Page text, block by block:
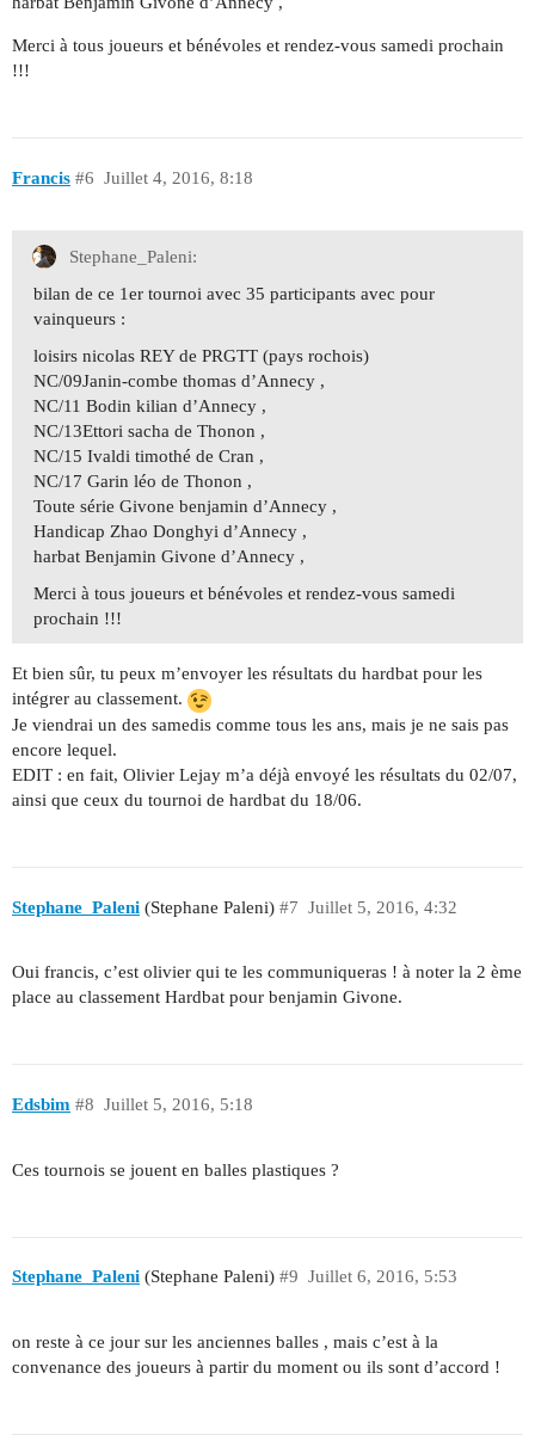
Merci à tous joueurs et bénévoles et rendez-vous samedi prochain
!!!
Francis Juillet 4, 2016, 8:18
#6
Stephane_Paleni:
bilan de ce 1er tournoi avec 35 participants avec pour
vainqueurs :
loisirs nicolas REY de PRGTT (pays rochois)
NC/09Janin-combe thomas d’Annecy ,
NC/11 Bodin kilian d’Annecy ,
NC/13Ettori sacha de Thonon ,
NC/15 Ivaldi timothé de Cran ,
NC/17 Garin léo de Thonon ,
Toute série Givone benjamin d’Annecy ,
Handicap Zhao Donghyi d’Annecy ,
harbat Benjamin Givone d’Annecy ,
Merci à tous joueurs et bénévoles et rendez-vous samedi
prochain !!!
Et bien sûr, tu peux m’envoyer les résultats du hardbat pour les
intégrer au classement.
Je viendrai un des samedis comme tous les ans, mais je ne sais pas
encore lequel.
EDIT : en fait, Olivier Lejay m’a déjà envoyé les résultats du 02/07,
ainsi que ceux du tournoi de hardbat du 18/06.
Stephane_Paleni (Stephane Paleni) Juillet 5, 2016, 4:32
#7
Oui francis, c’est olivier qui te les communiqueras ! à noter la 2 ème
place au classement Hardbat pour benjamin Givone.
Edsbim Juillet 5, 2016, 5:18
#8
Ces tournois se jouent en balles plastiques ?
Stephane_Paleni (Stephane Paleni) Juillet 6, 2016, 5:53
#9
on reste à ce jour sur les anciennes balles , mais c’est à la
convenance des joueurs à partir du moment ou ils sont d’accord !